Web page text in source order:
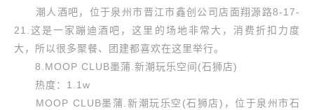
潮人酒吧，位于泉州市晋江市鑫创公司店面翔源路8-17-
21.这是一家蹦迪酒吧，这里的场地非常大，消费折扣力度
大，所以很多聚餐、团建都喜欢在这里举行。
8.MOOP CLUB墨蒲.新潮玩乐空间(石狮店)
热度：1.1w
MOOP CLUB墨蒲.新潮玩乐空(石狮店)，位于泉州市石